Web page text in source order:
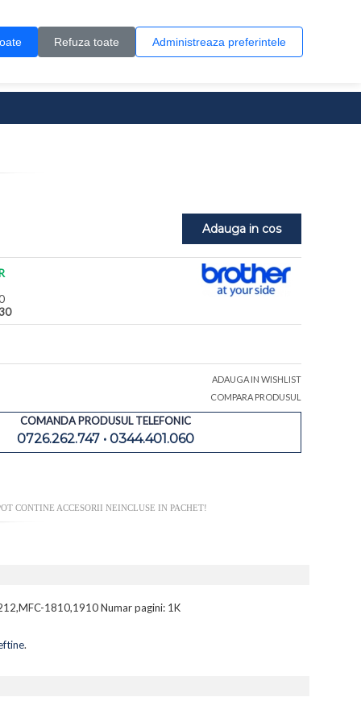
Refuza toate Administreaza preferintele
0 produs(e)
Adauga in cos
ADAUGA IN WISHLIST
COMPARA PRODUSUL
COMANDA PRODUSUL TELEFONIC
0726.262.747 • 0344.401.060
CONTINE ACCESORII NEINCLUSE IN PACHET!
1810,1910 Numar pagini: 1K
.